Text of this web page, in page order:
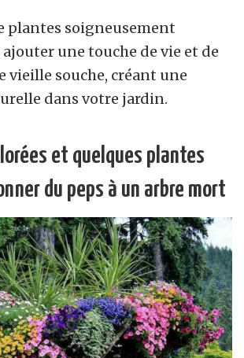
plantes soigneusement
une touche de vie et de
vieille souche, créant une
dans votre jardin.
et quelques plantes
du peps à un arbre mort